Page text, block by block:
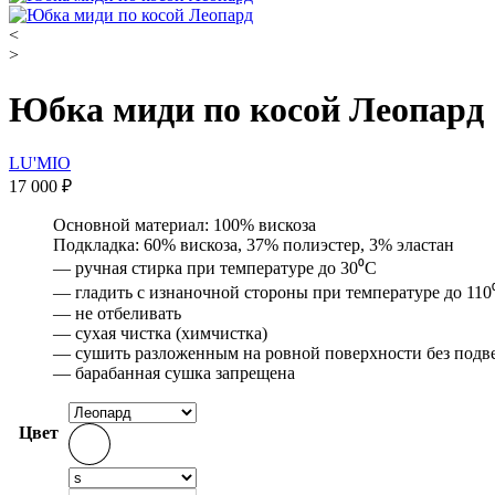
<
>
Юбка миди по косой Леопард
LU'MIO
17 000 ₽
Основной материал: 100% вискоза
Подкладка: 60% вискоза, 37% полиэстер, 3% эластан
— ручная стирка при температуре до 30⁰С
— гладить с изнаночной стороны при температуре до
— не отбеливать
— сухая чистка (химчистка)
— сушить разложенным на ровной поверхности без
— барабанная сушка запрещена
Цвет